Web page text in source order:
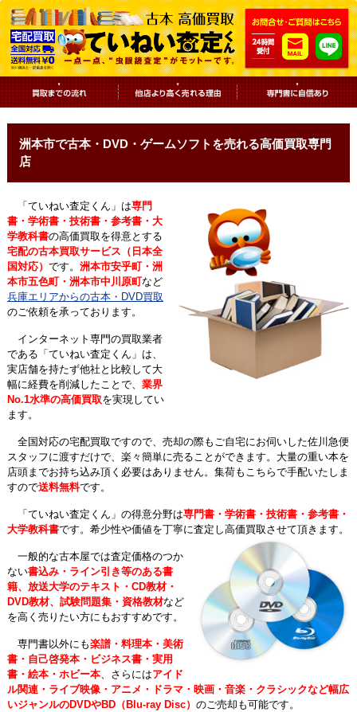
洲本市で古本・DVD・ゲームソフトを売れる高価買取専門
店
「ていねい査定くん」は専門
書・学術書・技術書・参考書・大
学教科書の高価買取を得意とする
宅配の古本買取サービス（日本全
国対応） です。 洲本市安乎町・洲
本市五色町・洲本市中川原町など
兵庫エリアからの古本・DVD買取
のご依頼を承っております。
インターネット専門の買取業者
である「ていねい査定くん」は、
実店舗を持たず他社と比較して大
幅に経費を削減したことで、 業界
No.1水準の高価買取を実現してい
ます。
全国対応の宅配買取ですので、売却の際もご自宅にお伺いした佐川急便
スタッフに渡すだけで、楽々簡単に売ることができます。大量の重い本を
店頭までお持ち込み頂く必要はありません。集荷もこちらで手配いたしま
すので送料無料です。
「ていねい査定くん」の得意分野は専門書・学術書・技術書・参考書・
大学教科書です。希少性や価値を丁寧に査定し高価買取させて頂きます。
一般的な古本屋では査定価格のつか
ない書込み・ライン引き等のある書
籍、放送大学のテキスト・CD教材・
DVD教材、試験問題集・資格教材など
を高く売りたい方にもおすすめです。
専門書以外にも楽譜・料理本・美術
書・自己啓発本・ビジネス書・実用
書・絵本・ホビー本、さらにはアイド
ル関連・ライブ映像・アニメ・ドラマ・映画・音楽・クラシックなど幅広
いジャンルのDVDやBD（Blu-ray Disc） のご売却も可能です。